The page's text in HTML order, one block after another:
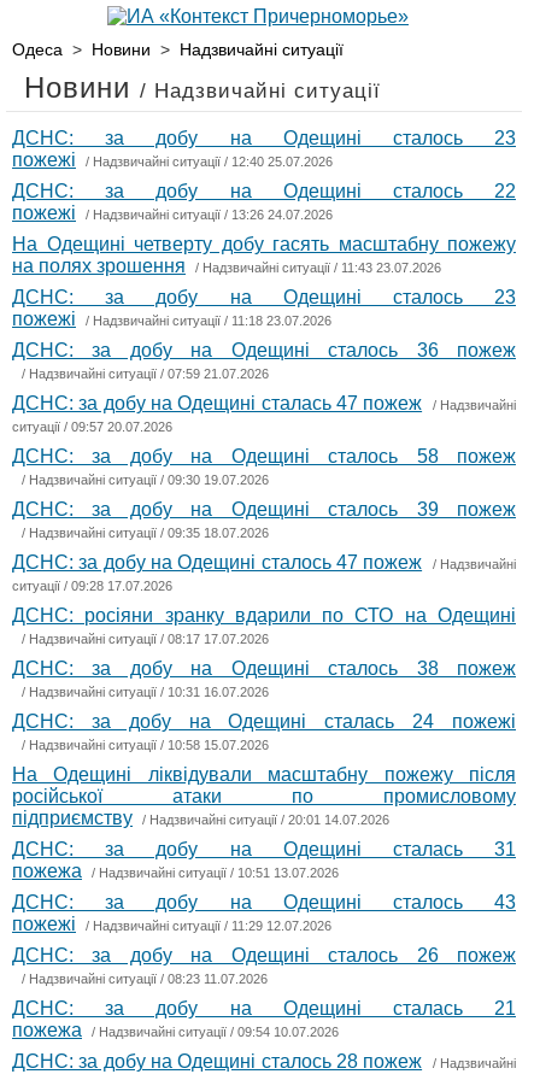
Одеса > Новини > Надзвичайні ситуації
Новини / Надзвичайні ситуації
ДСНС: за добу на Одещині сталось 23
пожежі
/ Надзвичайні ситуації / 12:40 25.07.2026
ДСНС: за добу на Одещині сталось 22
пожежі
/ Надзвичайні ситуації / 13:26 24.07.2026
На Одещині четверту добу гасять масштабну пожежу
на полях зрошення
/ Надзвичайні ситуації / 11:43 23.07.2026
ДСНС: за добу на Одещині сталось 23
пожежі
/ Надзвичайні ситуації / 11:18 23.07.2026
ДСНС: за добу на Одещині сталось 36 пожеж
/ Надзвичайні ситуації / 07:59 21.07.2026
ДСНС: за добу на Одещині сталась 47 пожеж / Надзвичайні
ситуації / 09:57 20.07.2026
ДСНС: за добу на Одещині сталось 58 пожеж
/ Надзвичайні ситуації / 09:30 19.07.2026
ДСНС: за добу на Одещині сталось 39 пожеж
/ Надзвичайні ситуації / 09:35 18.07.2026
ДСНС: за добу на Одещині сталось 47 пожеж / Надзвичайні
ситуації / 09:28 17.07.2026
ДСНС: росіяни зранку вдарили по СТО на Одещині
/ Надзвичайні ситуації / 08:17 17.07.2026
ДСНС: за добу на Одещині сталось 38 пожеж
/ Надзвичайні ситуації / 10:31 16.07.2026
ДСНС: за добу на Одещині сталась 24 пожежі
/ Надзвичайні ситуації / 10:58 15.07.2026
На Одещині ліквідували масштабну пожежу після
російської атаки по промисловому
підприємству
/ Надзвичайні ситуації / 20:01 14.07.2026
ДСНС: за добу на Одещині сталась 31
пожежа
/ Надзвичайні ситуації / 10:51 13.07.2026
ДСНС: за добу на Одещині сталось 43
пожежі
/ Надзвичайні ситуації / 11:29 12.07.2026
ДСНС: за добу на Одещині сталось 26 пожеж
/ Надзвичайні ситуації / 08:23 11.07.2026
ДСНС: за добу на Одещині сталась 21
пожежа
/ Надзвичайні ситуації / 09:54 10.07.2026
ДСНС: за добу на Одещині сталось 28 пожеж / Надзвичайні